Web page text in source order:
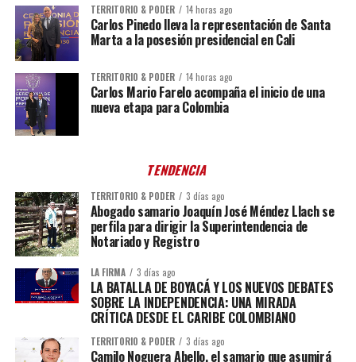
TERRITORIO & PODER 14 horas ago
Carlos Pinedo lleva la representación de Santa
Marta a la posesión presidencial en Cali
TERRITORIO & PODER 14 horas ago
Carlos Mario Farelo acompaña el inicio de una
nueva etapa para Colombia
TENDENCIA
TERRITORIO & PODER 3 días ago
Abogado samario Joaquín José Méndez Llach se
perfila para dirigir la Superintendencia de
Notariado y Registro
LA FIRMA 3 días ago
LA BATALLA DE BOYACÁ Y LOS NUEVOS DEBATES
SOBRE LA INDEPENDENCIA: UNA MIRADA
CRÍTICA DESDE EL CARIBE COLOMBIANO
TERRITORIO & PODER 3 días ago
Camilo Noguera Abello, el samario que asumirá